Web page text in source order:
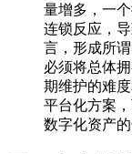
量增多，一
连锁反应，
言，形成所谓
必须将总体
期维护的难
平台化方案
数字化资产的